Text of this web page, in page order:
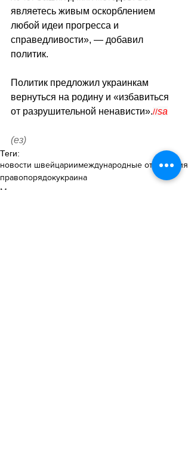
являетесь живым оскорблением
любой идеи прогресса и
справедливости», — добавил
политик.
Политик предложил украинкам
вернуться на родину и «избавиться
от разрушительной ненависти».//sa
(ез)
Теги:
новости швейцариимеждународные отношения
правопорядокукраина
Международные отношения